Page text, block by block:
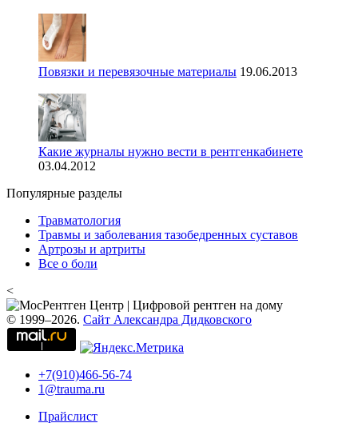
Повязки и перевязочные материалы 19.06.2013
Какие журналы нужно вести в рентгенкабинете
03.04.2012
Популярные разделы
Травматология
Травмы и заболевания тазобедренных суставов
Артрозы и артриты
Все о боли
<
© 1999–2026. Сайт Александра Дидковского
+7(910)466-56-74
1@trauma.ru
Прайслист